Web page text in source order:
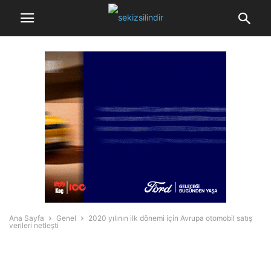
Ana Sayfa Genel
2020 yılının ilk dönemi için Avrupa otomobil satış
verileri netleşti